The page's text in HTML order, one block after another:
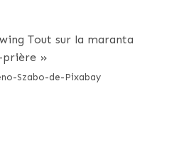
Szabo-de-Pixabay